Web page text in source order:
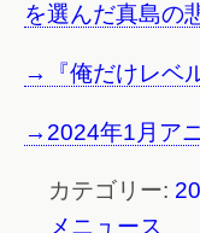
を選んだ真島の
→『俺だけレベ
→2024年1月ア
カテゴリー:
メニュース